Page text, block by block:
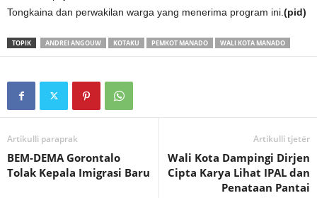
Tongkaina dan perwakilan warga yang menerima program ini. (pid)
TOPIK ANDREI ANGOUW KOTAKU PEMKOT MANADO WALI KOTA MANADO
Artikulli paraprak
BEM-DEMA Gorontalo
Tolak Kepala Imigrasi Baru
Artikulli tjetër
Wali Kota Dampingi Dirjen
Cipta Karya Lihat IPAL dan
Penataan Pantai